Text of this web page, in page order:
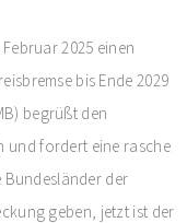
2025 einen
bis Ende 2029
begrüßt den
und fordert eine rasche
Bundesländer der
geben, jetzt ist der